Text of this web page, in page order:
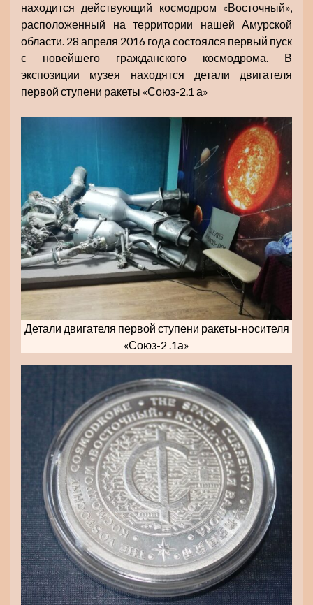
находится действующий космодром «Восточный»,
расположенный на территории нашей Амурской
области. 28 апреля 2016 года состоялся первый пуск
с новейшего гражданского космодрома. В
экспозиции музея находятся детали двигателя
первой ступени ракеты «Союз-2.1 а»
Детали двигателя первой ступени ракеты-носителя
«Союз-2 .1а»